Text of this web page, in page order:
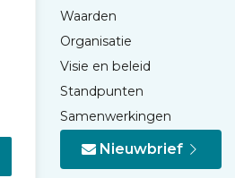
Waarden
Organisatie
Visie en beleid
Standpunten
Samenwerkingen
Nieuwbrief